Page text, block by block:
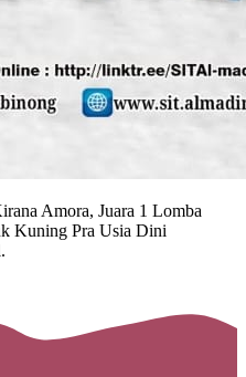
Amora, Juara 1 Lomba
Kuning Pra Usia Dini